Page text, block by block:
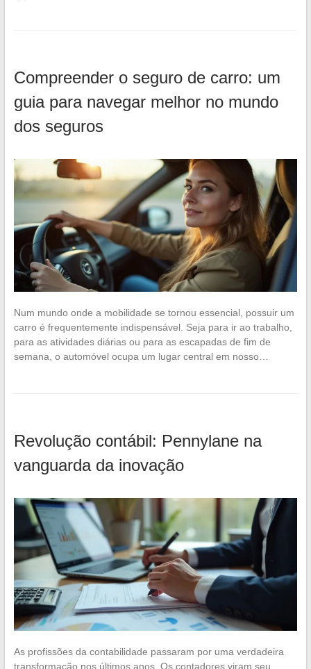
Compreender o seguro de carro: um
guia para navegar melhor no mundo
dos seguros
Num mundo onde a mobilidade se tornou essencial, possuir um
carro é frequentemente indispensável. Seja para ir ao trabalho,
para as atividades diárias ou para as escapadas de fim de
semana, o automóvel ocupa um lugar central em nosso…
Revolução contábil: Pennylane na
vanguarda da inovação
As profissões da contabilidade passaram por uma verdadeira
transformação nos últimos anos. Os contadores viram seu